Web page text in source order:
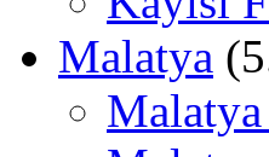
Malatya